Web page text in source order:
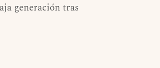
generación tras